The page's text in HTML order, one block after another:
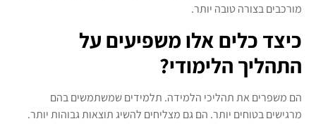
מורכבים בצורה טובה יותר.
כיצד כלים אלו משפיעים על
התהליך הלימודי?
הם משפרים את תהליכי הלמידה. תלמידים שמשתמשים בהם
מרגישים בטוחים יותר. הם גם מצליחים להשיג תוצאות גבוהות יותר.